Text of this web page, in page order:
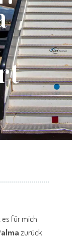
für mich
zurück